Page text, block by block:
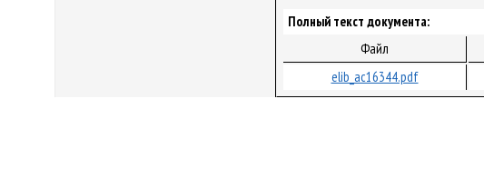
Полный текст документа:
Файл
elib_ac16344.pdf